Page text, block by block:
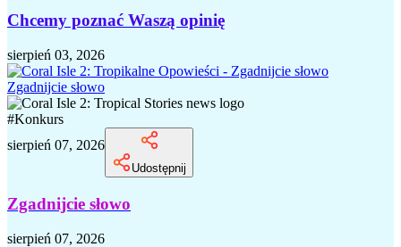
Chcemy poznać Waszą opinię
sierpień 03, 2026
Zgadnijcie słowo
#Konkurs
sierpień 07, 2026
Udostępnij
Zgadnijcie słowo
sierpień 07, 2026